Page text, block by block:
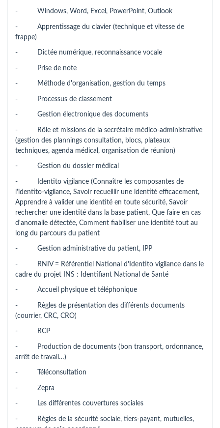
- Windows, Word, Excel, PowerPoint, Outlook
- Apprentissage du clavier (technique et vitesse de
frappe)
- Dictée numérique, reconnaissance vocale
- Prise de note
- Méthode d'organisation, gestion du temps
- Processus de classement
- Gestion électronique des documents
- Rôle et missions de la secrétaire médico-administrative
(gestion des plannings consultation, blocs, plateaux
techniques, agenda médical, organisation de réunion)
- Gestion du dossier médical
- Identito vigilance (Connaître les composantes de
l'identito-vigilance, Savoir recueillir une identité efficacement,
Apprendre à valider une identité en toute sécurité, Savoir
rechercher une identité dans la base patient, Que faire en cas
d'anomalie détectée, Comment fiabiliser une identité tout au
long du parcours du patient
- Gestion administrative du patient, IPP
- RNIV = Référentiel National d'Identito vigilance dans le
cadre du projet INS : Identifiant National de Santé
- Accueil physique et téléphonique
- Règles de présentation des différents documents
(courrier, CRC, CRO)
- RCP
- Production de documents (bon transport, ordonnance,
arrêt de travail…)
- Téléconsultation
- Zepra
- Les différentes couvertures sociales
- Règles de la sécurité sociale, tiers-payant, mutuelles,